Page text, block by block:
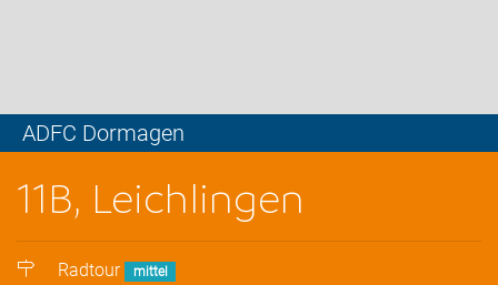
ADFC Dormagen
11B, Leichlingen
Radtour mittel